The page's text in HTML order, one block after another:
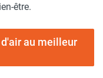
être.
au meilleur